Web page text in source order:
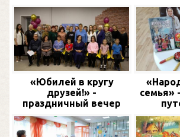
«Юбилей в кругу
друзей!» -
праздничный вечер
семья»